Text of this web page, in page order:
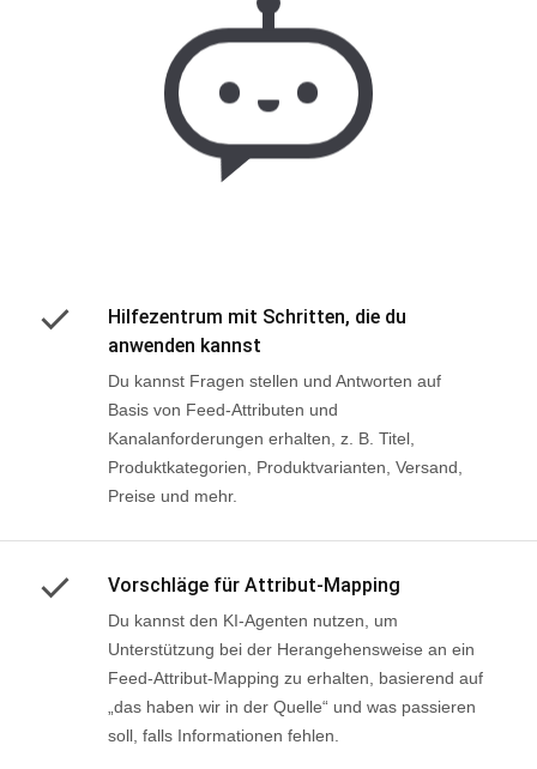
Hilfezentrum mit Schritten, die du
anwenden kannst
Du kannst Fragen stellen und Antworten auf
Basis von Feed-Attributen und
Kanalanforderungen erhalten, z. B. Titel,
Produktkategorien, Produktvarianten, Versand,
Preise und mehr.
Vorschläge für Attribut-Mapping
Du kannst den KI-Agenten nutzen, um
Unterstützung bei der Herangehensweise an ein
Feed-Attribut-Mapping zu erhalten, basierend auf
„das haben wir in der Quelle“ und was passieren
soll, falls Informationen fehlen.